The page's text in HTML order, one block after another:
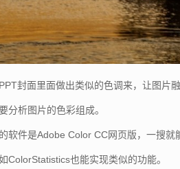
封面里面做出类似的色调来，让图片
分析图片的色彩组成。
软件是Adobe Color CC网页版，一搜
ColorStatistics也能实现类似的功能。